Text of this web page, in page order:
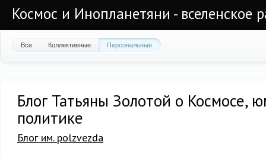
Космос и Инопланетяни - вселенское
Все Коллективные Персональные
Блог Татьяны Золотой о Космосе,
политике
Блог им. polzvezda